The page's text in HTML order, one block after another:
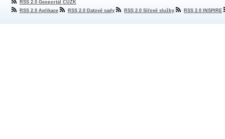
RSS 2.0 Geoportál ČÚZK
RSS 2.0 Aplikace
RSS 2.0 Datové sady RSS 2.0 Síťové služby RSS 2.0 INSPIRE